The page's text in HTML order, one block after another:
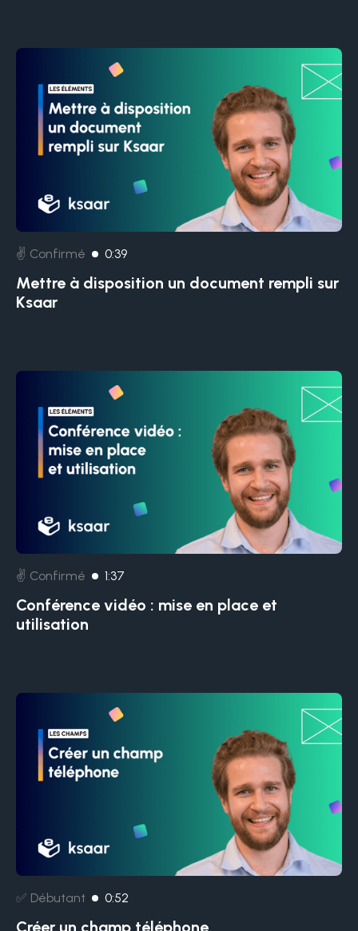
✌️ Confirmé 0:39
Mettre à disposition un document rempli sur
Ksaar
✌️ Confirmé 1:37
Conférence vidéo : mise en place et
utilisation
✅ Débutant 0:52
Créer un champ téléphone